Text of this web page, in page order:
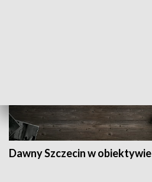
Dawny Szczecin w obiektywie